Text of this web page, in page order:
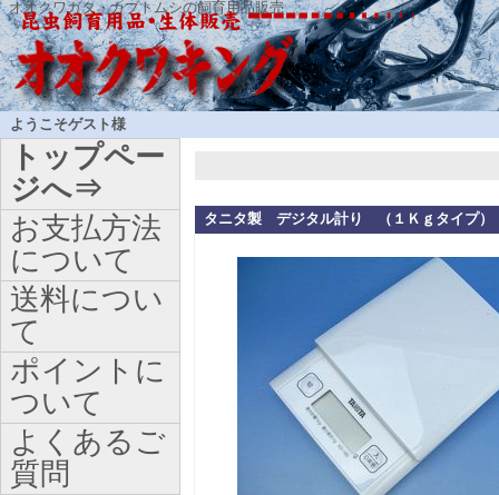
オオクワガタ・カブトムシの飼育用品販売
ようこそゲスト様
タニタ製 デジタル計り （１Ｋｇタイプ）
トップペー
ジへ⇒
お支払方法
について
送料につい
て
ポイントに
ついて
よくあるご
質問